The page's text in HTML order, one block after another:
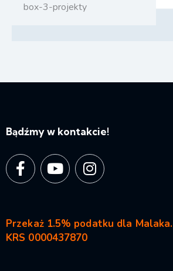
box-3-projekty
Bądźmy w kontakcie!
Przekaż 1.5% podatku dla Malaka.
KRS 0000437870